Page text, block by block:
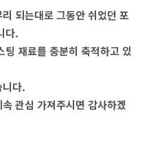
되는대로 그동안 쉬었던 포
다.
재료를 충분히 축적하고 있
니다.
관심 가져주시면 감사하겠